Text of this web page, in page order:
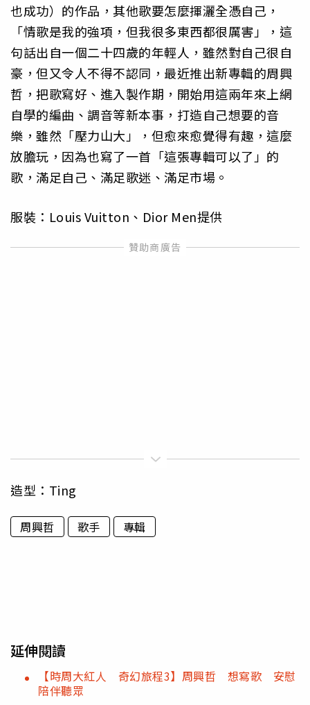
也成功）的作品，其他歌要怎麼揮灑全憑自己，
「情歌是我的強項，但我很多東西都很厲害」，這
句話出自一個二十四歲的年輕人，雖然對自己很自
豪，但又令人不得不認同，最近推出新專輯的周興
哲，把歌寫好、進入製作期，開始用這兩年來上網
自學的編曲、調音等新本事，打造自己想要的音
樂，雖然「壓力山大」，但愈來愈覺得有趣，這麼
放膽玩，因為也寫了一首「這張專輯可以了」的
歌，滿足自己、滿足歌迷、滿足市場。
服裝：Louis Vuitton、Dior Men提供
造型：Ting
周興哲 歌手 專輯
延伸閱讀
【時周大紅人 奇幻旅程3】周興哲 想寫歌 安慰
陪伴聽眾